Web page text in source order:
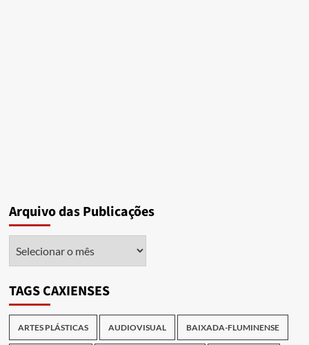
Arquivo das Publicações
TAGS CAXIENSES
ARTES PLÁSTICAS AUDIOVISUAL BAIXADA-FLUMINENSE